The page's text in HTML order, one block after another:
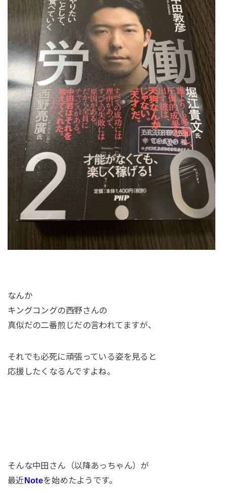
なんか
キングコングの西野さんの
真似だの二番煎じだの言われてますが、
それでも必死に頑張っている姿を見ると
応援したくなるんですよね。
そんな中田さん（以降あっちゃん）が
最近 Noteを始めたようです。